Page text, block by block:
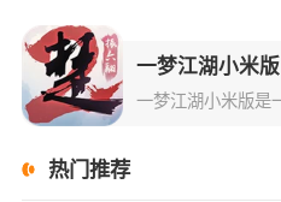
一梦江湖小米版
热门推荐